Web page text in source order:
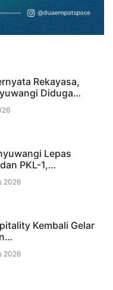
Rekayasa,
Diduga…
Lepas
PKL-1,…
2026
Kembali Gelar
2026